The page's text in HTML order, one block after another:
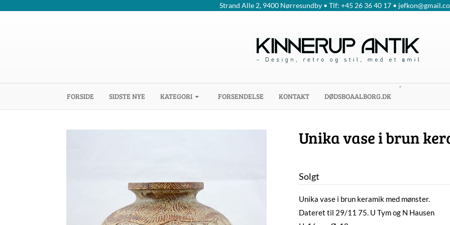
Strand Alle 2, 9400 Nørresundby • Tlf: +45 26 36 40 17 •
FORSIDE (CURRENT)
SIDSTE NYE KATEGORI FORSENDELSE KONTAKT DØDSBOAALBORG.DK
´
Unika vase i brun
Solgt
Unika vase i brun keramik med mønster.
Dateret til 29/11 75. U Tym og N Hausen